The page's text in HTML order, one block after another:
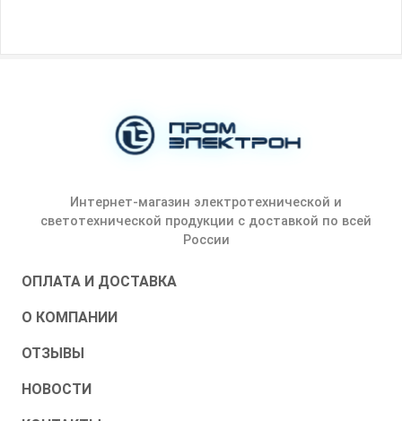
Интернет-магазин электротехнической и
светотехнической продукции с доставкой по всей
России
ОПЛАТА И ДОСТАВКА
О КОМПАНИИ
ОТЗЫВЫ
НОВОСТИ